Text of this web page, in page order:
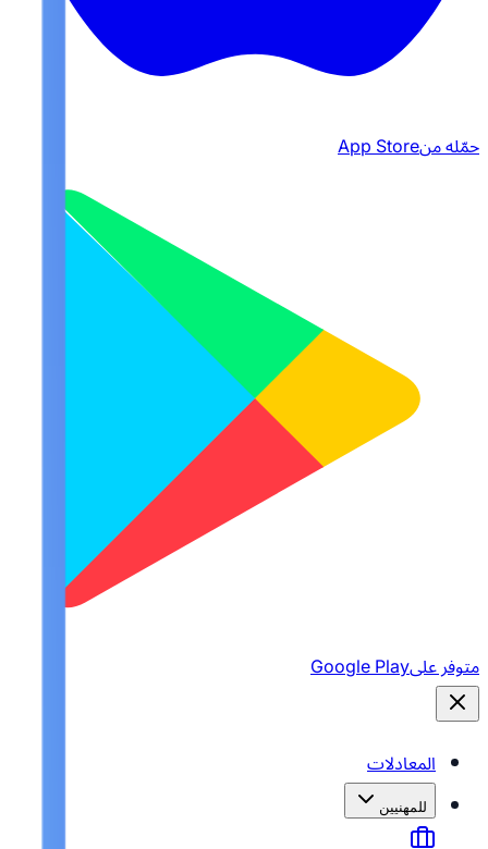
حمّله منApp Store
متوفر علىGoogle Play
المعادلات
للمهنيين